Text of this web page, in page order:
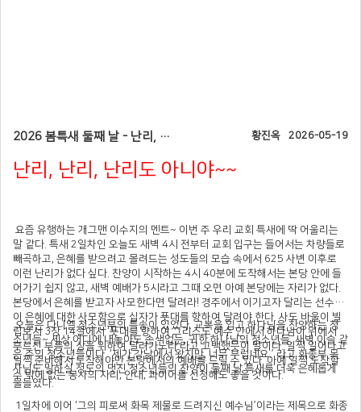
2026 봄특새 둘째 날 - 난리, 난리, 난리도 아니야~~ 2026-05-19
황진옥
난리, 난리, 난리도 아니야~~
요즘 유행하는 개그맨 이수지의 멘트~ 이번 주 우리 교회 특새에 딱 어울리는
말 같다. 특새 2일차인 오늘도 새벽 4시 전부터 교회 입구는 들어서는 차량들로
빼곡하고, 은혜를 받으려고 몰려드는 성도들의 모습 속에서 625 사변 이후로
이런 난리가 없다 싶다. 찬양이 시작하는 4시 40분에 도착해서는 본당 안에 들
어가기 쉽지 않고, 새벽 예배가 5시라고 그때 오면 아예 본당에는 자리가 없다.
본당에서 은혜를 받고자 사모한다면 달려라! 경주에서 이기고자 달리는 선수같
이 은혜에 대한 사모함으로 십자가 푯대를 향하여 달려야 한다. 사도 바울이 빌
립보서 3장 14절에서 ‘푯대를 향하여 그리스도 예수 안에서 하나님이 위에서
부르신 부름의 상을 위하여 달려가노라’라고 고백했듯이 말이다. 일찍 일어나고
일찍 준비해서 도착해야만 본당에서의 예배를 드릴 수 있다. 아예 일찍 도착할
수 밖에 없는 봉사의 자리, 안내, 콰이어를 신청해도 좋을 것이다.
오늘은 다니엘 청소년부의 특송이 있었다. 교복을 입고 하나님을 찬양하는 청
소년들~ 세상 어디에 내놓아도 손색없는, 귀한 하나님의 청소년들, 새벽 이슬 같
은 주의 청소년들이다. ‘제가 강남에서 왔지만, 너무 부럽네요.’ 라고 화종부 목
사님도 말하실 정도의 멋진 청소년들의 찬양이 둘째 날 특새를 더욱 은혜롭게
물들였다.
1일차에 이어 ‘그의 피로써 화목 제물로 드려지신 예수님’이라는 제목으로 화종